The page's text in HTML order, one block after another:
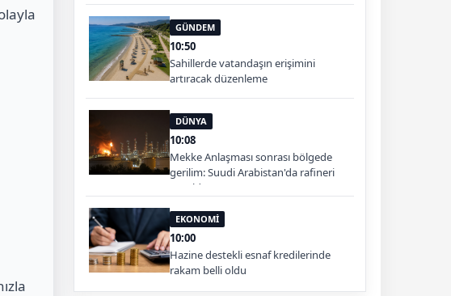
GÜNDEM
10:50
Sahillerde vatandaşın erişimini
artıracak düzenleme
DÜNYA
10:08
Mekke Anlaşması sonrası bölgede
gerilim: Suudi Arabistan'da rafineri
vuruldu
EKONOMİ
10:00
Hazine destekli esnaf kredilerinde
rakam belli oldu